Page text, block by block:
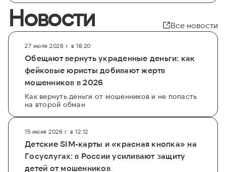
Новости Все новости
27 июля 2026 г. в 18:20
Обещают вернуть украденные деньги: как
фейковые юристы добивают жертв
мошенников в 2026
Как вернуть деньги от мошенников и не попасть
на второй обман
15 июня 2026 г. в 12:12
Детские SIM-карты и «красная кнопка» на
Госуслугах: в России усиливают защиту
детей от мошенников